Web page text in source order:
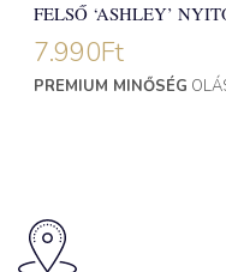
FELSŐ ‘ASHLEY’
7.990Ft
PREMIUM MINŐSÉG